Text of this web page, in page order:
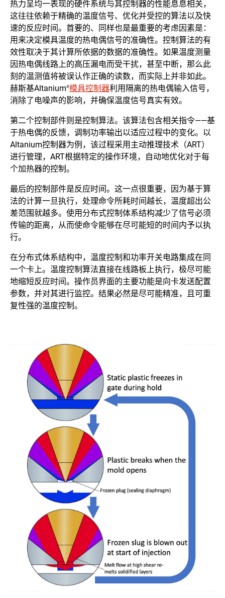
热力呈均一表现的硬件系统与其控制器的性能息息相关，
这往往依赖于精确的温度信号、优化并受控的算法以及快
速的反应时间。首要的、同样也是最重要的考虑因素是：
用来决定模具温度的热电偶信号的准确性。控制算法的有
效性取决于其计算所依据的数据的准确性。如果温度测量
因热电偶线路上的高压漏电而受干扰，甚至中断，那么此
刻的温测值将被误认作正确的读数，而实际上并非如此。
赫斯基Altanium®模具控制器利用隔离的热电偶输入信号，
消除了电噪声的影响，并确保温度信号真实有效。
第二个控制部件则是控制算法。该算法包含相关指令——基
于热电偶的反馈，调制功率输出以适应过程中的变化。以
Altanium控制器为例，该过程采用主动推理技术（ART）
进行管理，ART根据特定的操作环境，自动地优化对于每
个加热器的控制。
最后的控制部件是反应时间。这一点很重要，因为基于算
法的计算一旦执行，处理命令所耗时间越长，温度超出公
差范围就越多。使用分布式控制体系结构减少了信号必须
传输的距离，从而使命令能够在尽可能短的时间内予以执
行。
在分布式体系结构中，温度控制和功率开关电路集成在同
一个卡上。温度控制算法直接在线路板上执行，极尽可能
地缩短反应时间。操作员界面的主要功能是向卡发送配置
参数，并对其进行监控。结果必然是尽可能精准，且可重
复性强的温度控制。